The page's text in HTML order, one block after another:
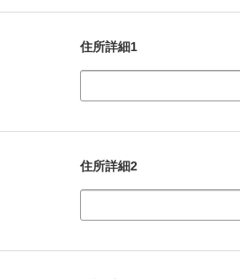
住所詳細1
住所詳細2